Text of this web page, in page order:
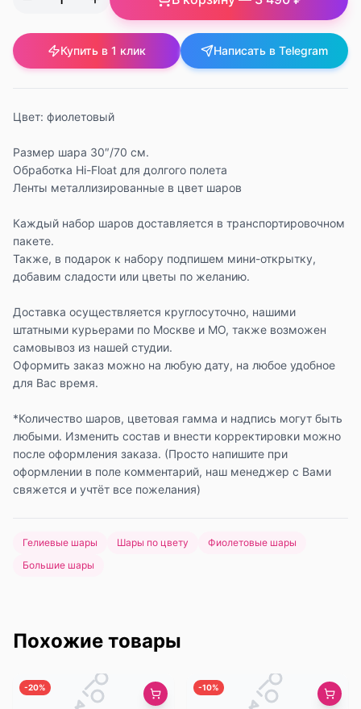
Купить в 1 клик Написать в Telegram
Цвет: фиолетовый
Размер шара 30″/70 см.
Обработка Hi-Float для долгого полета
Ленты металлизированные в цвет шаров
Каждый набор шаров доставляется в транспортировочном
пакете.
Также, в подарок к набору подпишем мини-открытку,
добавим сладости или цветы по желанию.
Доставка осуществляется круглосуточно, нашими
штатными курьерами по Москве и МО, также возможен
самовывоз из нашей студии.
Оформить заказ можно на любую дату, на любое удобное
для Вас время.
*Количество шаров, цветовая гамма и надпись могут быть
любыми. Изменить состав и внести корректировки можно
после оформления заказа. (Просто напишите при
оформлении в поле комментарий, наш менеджер с Вами
свяжется и учтёт все пожелания)
Гелиевые шары Шары по цвету
Фиолетовые шары
Большие шары
Похожие товары
-20% -10%